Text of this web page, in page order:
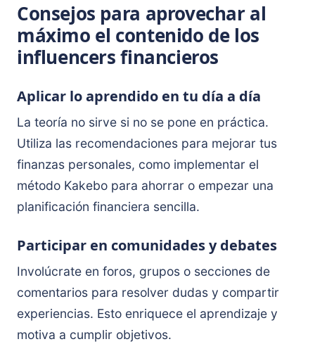
Consejos para aprovechar al
máximo el contenido de los
influencers financieros
Aplicar lo aprendido en tu día a día
La teoría no sirve si no se pone en práctica.
Utiliza las recomendaciones para mejorar tus
finanzas personales, como implementar el
método Kakebo para ahorrar o empezar una
planificación financiera sencilla.
Participar en comunidades y debates
Involúcrate en foros, grupos o secciones de
comentarios para resolver dudas y compartir
experiencias. Esto enriquece el aprendizaje y
motiva a cumplir objetivos.